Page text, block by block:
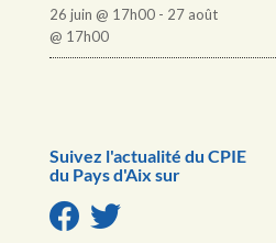
26 juin @ 17h00- 27 août
@ 17h00
Suivez l'actualité du CPIE
du Pays d'Aix sur